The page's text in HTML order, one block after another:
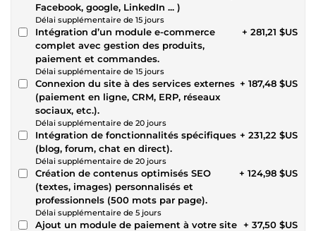
Facebook, google, LinkedIn ... )
Délai supplémentaire de 15 jours
Intégration d’un module e-commerce
complet avec gestion des produits,
paiement et commandes.
Délai supplémentaire de 15 jours
+ 281,21 $US
Connexion du site à des services externes
(paiement en ligne, CRM, ERP, réseaux
sociaux, etc.).
Délai supplémentaire de 20 jours
+ 187,48 $US
Intégration de fonctionnalités spécifiques
(blog, forum, chat en direct).
Délai supplémentaire de 20 jours
+ 231,22 $US
Création de contenus optimisés SEO
(textes, images) personnalisés et
professionnels (500 mots par page).
Délai supplémentaire de 5 jours
+ 124,98 $US
Ajout un module de paiement à votre site + 37,50 $US